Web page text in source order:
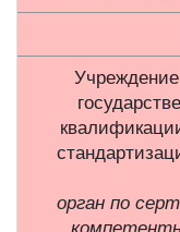
орган по